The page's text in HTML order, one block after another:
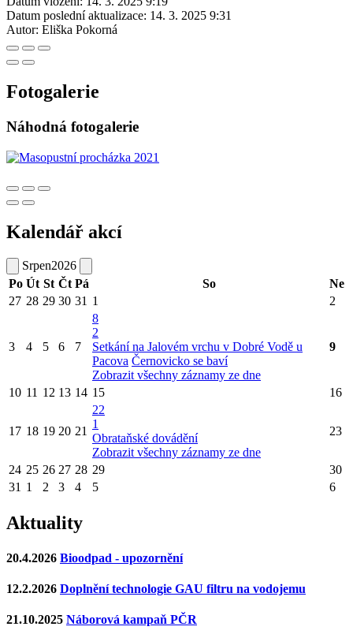
Datum poslední aktualizace: 14. 3. 2025 9:31
Autor: Eliška Pokorná
Fotogalerie
Náhodná fotogalerie
Kalendář akcí
Srpen2026
Po Út St Čt Pá So
Ne
27 28 29 30 31 1 2
3 4 5 6 7
8
2
Setkání na Jalovém vrchu v Dobré Vodě u
Pacova Černovicko se baví
Zobrazit všechny záznamy ze dne
9
10 11 12 13 14 15 16
17 18 19 20 21
22
1
Obrataňské dovádění
Zobrazit všechny záznamy ze dne
23
24 25 26 27 28 29
30
31 1 2 3 4 5 6
Aktuality
20.4.2026 Bioodpad - upozornění
12.2.2026 Doplnění technologie GAU filtru na vodojemu
21.10.2025 Náborová kampaň PČR